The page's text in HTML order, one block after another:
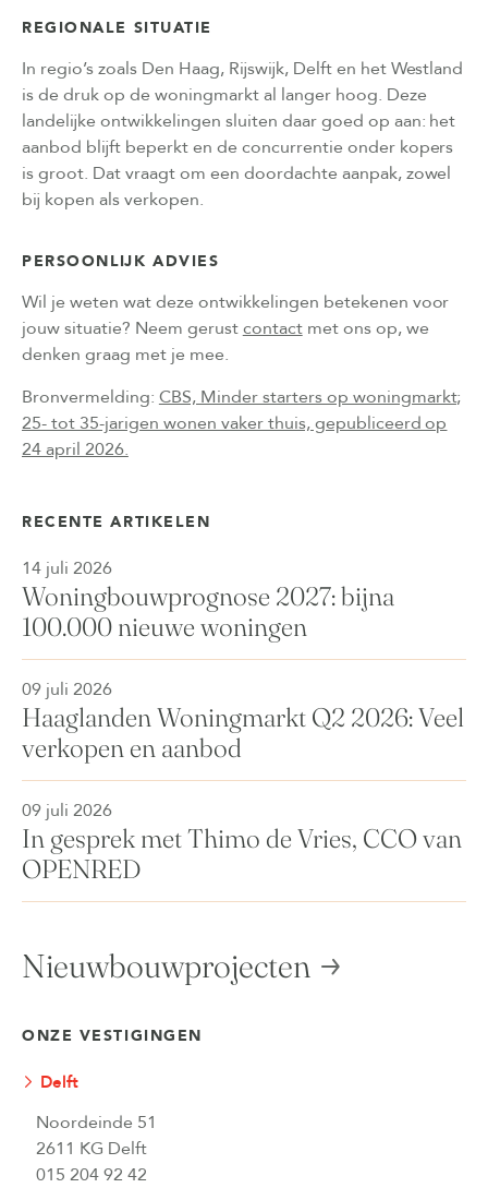
REGIONALE SITUATIE
In regio’s zoals Den Haag, Rijswijk, Delft en het Westland
is de druk op de woningmarkt al langer hoog. Deze
landelijke ontwikkelingen sluiten daar goed op aan: het
aanbod blijft beperkt en de concurrentie onder kopers
is groot. Dat vraagt om een doordachte aanpak, zowel
bij kopen als verkopen.
PERSOONLIJK ADVIES
Wil je weten wat deze ontwikkelingen betekenen voor
jouw situatie? Neem gerustcontactmet ons op, we
denken graag met je mee.
Bronvermelding: CBS, Minder starters op woningmarkt;
25- tot 35-jarigen wonen vaker thuis, gepubliceerd op
24 april 2026.
RECENTE ARTIKELEN
14 juli 2026
Woningbouwprognose 2027: bijna
100.000 nieuwe woningen
09 juli 2026
Haaglanden Woningmarkt Q2 2026: Veel
verkopen en aanbod
09 juli 2026
In gesprek met Thimo de Vries, CCO van
OPENRED
Nieuwbouwprojecten
ONZE VESTIGINGEN
Delft
Noordeinde 51
2611 KG Delft
015 204 92 42